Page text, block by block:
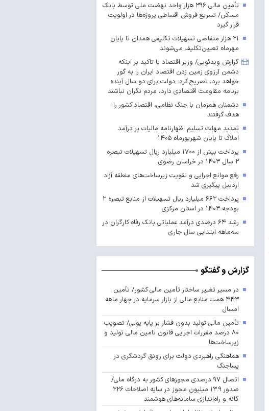
تأمین مالی ۳۹۶ هزار واحد نهضت ملی توسط بانک
مسکن/ تسریع فروش اقساطی پروژه‌ها در اولویت
قرار گیرد
۲۱ هزار متقاضی تسهیلات تکلیفی همدان تا پایان
مهرماه تعیین‌تکلیف می‌شوند
گزارش ویدئویی/ وزیر اقتصاد با تاکید بر اینکه
دشمن آرزوی زمین زدن اقتصاد ایران را به گور
خواهد برد، تصریح کرد: دولت برای دو سال آینده
برنامه مقاومت اقتصادی دارد، مردم نگران نباشند
دشمنان همزمان با جنگ نظامی، اقتصاد کشور را
هدف گرفتند
تمدید مهلت تسلیم اظهارنامه مالیات بر درآمد
املاک تا پایان شهریورماه ۱۴۰۵
پرداخت بیش از ۱۷۰۰ میلیارد ریال تسهیلات تبصره
۲ سال ۱۴۰۳ در خراسان رضوی
رفع موانع اجرایی و تقویت زیرساخت‌های منطقه آزاد
اردبیل پیگیری شد
پرداخت ۶۶۲ میلیارد ریال تسهیلات از منابع تبصره ۲
بودجه ۱۴۰۳ در استان مرکزی
رشد ۶۴ درصدی درآمد عملیاتی بانک رفاه کارگران در
سه‌ماهه ابتدایی سال جاری
گزارش و گفتگو
در مسیر تغییر ساختار تأمین مالی کشور/ تأمین
۴۴۳ همت منابع مالی از بازار سرمایه در چهار ماهه
امسال
تأمین مالی تولید بدون فشار بر پایه پولی/ تصویب
۸۰ درصد مقررات اجرایی قانون تامین مالی تولید و
زیرساخت‌ها
هماهنگی راهبردی دولت برای رونق گردشگری در
پساجنگ
اتصال ۹۷ درصدی مجوزهای کشور به درگاه ملی/
صدور ۱۳.۹ میلیون مجوز در سایه اصلاحات ۲۲۶
گانه و راه‌اندازی سامانه‌های هوشمند